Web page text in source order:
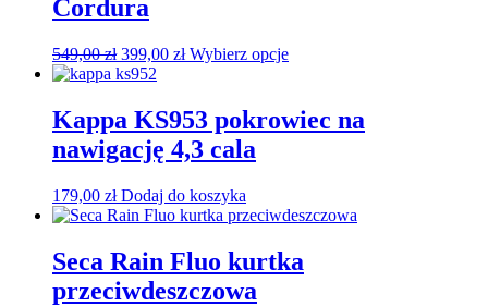
Cordura
549,00zł Pierwotna
cena
549,00 zł.
399,00 złAktualna
399,00 zł.
Wybierz opcjeTen
wiele
wariantów.
na
stronie
Kappa KS953 pokrowiec na
nawigację 4,3 cala
179,00 zł Dodaj do koszyka
Seca Rain Fluo kurtka
przeciwdeszczowa